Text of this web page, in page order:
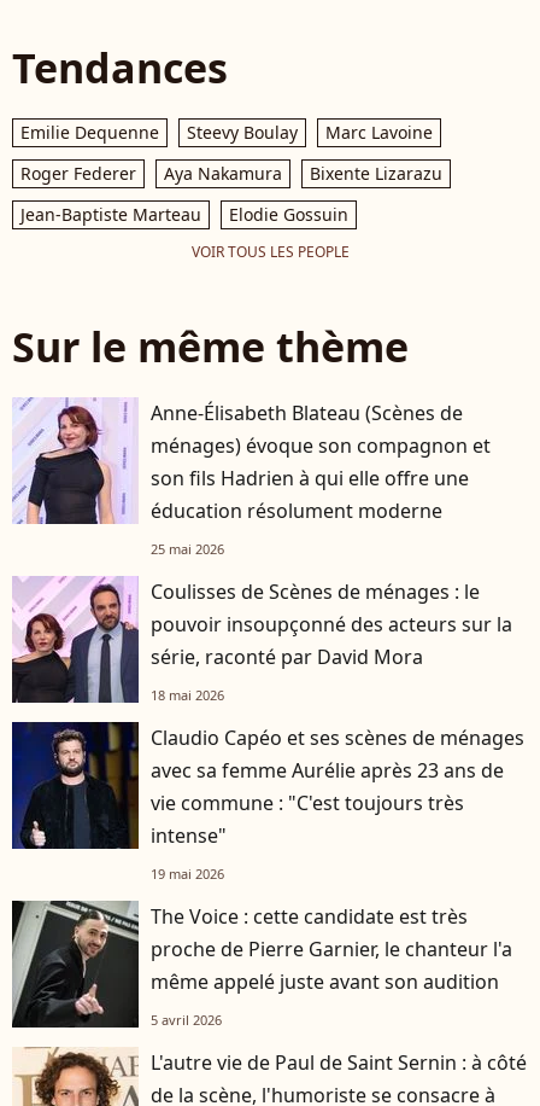
Tendances
Emilie Dequenne Steevy Boulay
Marc Lavoine
Roger Federer
Aya Nakamura
Bixente Lizarazu
Jean-Baptiste Marteau
Elodie Gossuin
VOIR TOUS LES PEOPLE
Sur le même thème
Anne-Élisabeth Blateau (Scènes de
ménages) évoque son compagnon et
son fils Hadrien à qui elle offre une
éducation résolument moderne
25 mai 2026
Coulisses de Scènes de ménages : le
pouvoir insoupçonné des acteurs sur la
série, raconté par David Mora
18 mai 2026
Claudio Capéo et ses scènes de ménages
avec sa femme Aurélie après 23 ans de
vie commune : "C'est toujours très
intense"
19 mai 2026
The Voice : cette candidate est très
proche de Pierre Garnier, le chanteur l'a
même appelé juste avant son audition
5 avril 2026
L'autre vie de Paul de Saint Sernin : à côté
de la scène, l'humoriste se consacre à